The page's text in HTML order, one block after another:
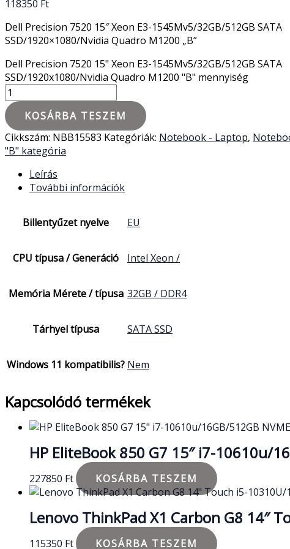
118350 Ft
Dell Precision 7520 15″ Xeon E3-1545Mv5/32GB/512GB SATA
SSD/1920×1080/Nvidia Quadro M1200 „B”
Dell Precision 7520 15" Xeon E3-1545Mv5/32GB/512GB SATA
SSD/1920x1080/Nvidia Quadro M1200 "B" mennyiség
KOSÁRBA TESZEM
Cikkszám: NBB15583 Kategóriák: Notebook - Laptop,
"B" kategória
Leírás
További információk
Billentyűzet nyelve EU
CPU típusa / Generáció Intel Xeon /
Memória Mérete / típusa 32GB / DDR4
Tárhyel típusa SATA SSD
Windows 11 kompatibilis? Nem
Kapcsolódó termékek
HP EliteBook 850 G7 15″ i7-10610u/
227850 Ft KOSÁRBA TESZEM
Lenovo ThinkPad X1 Carbon G8 14″
115350 Ft KOSÁRBA TESZEM